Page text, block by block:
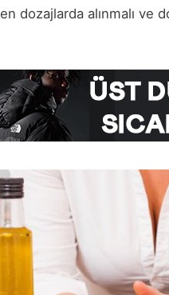
dozajlarda alınmalı ve